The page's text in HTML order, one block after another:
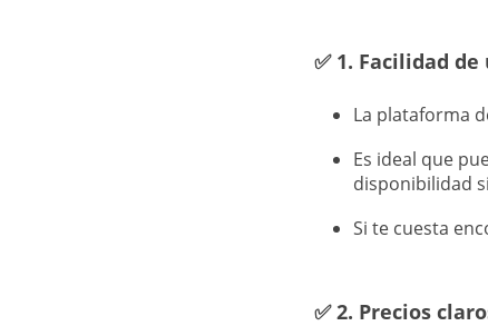
✅ 1. Facilidad
La plataforma
Es ideal que
disponibilidad
Si te cuesta
✅2. Precios